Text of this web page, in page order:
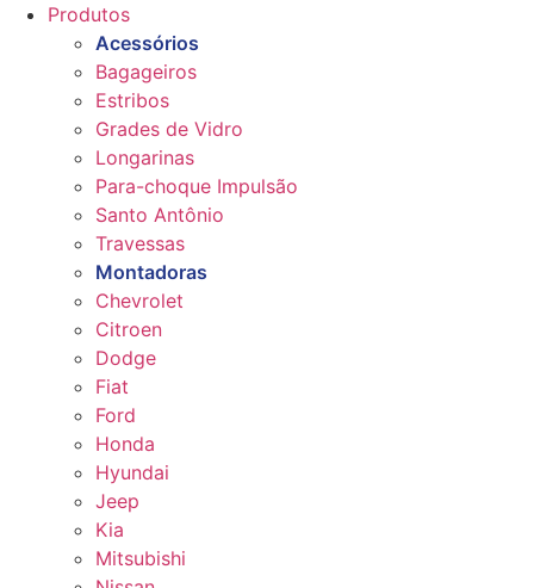
Produtos
Acessórios
Bagageiros
Estribos
Grades de Vidro
Longarinas
Para-choque Impulsão
Santo Antônio
Travessas
Montadoras
Chevrolet
Citroen
Dodge
Fiat
Ford
Honda
Hyundai
Jeep
Kia
Mitsubishi